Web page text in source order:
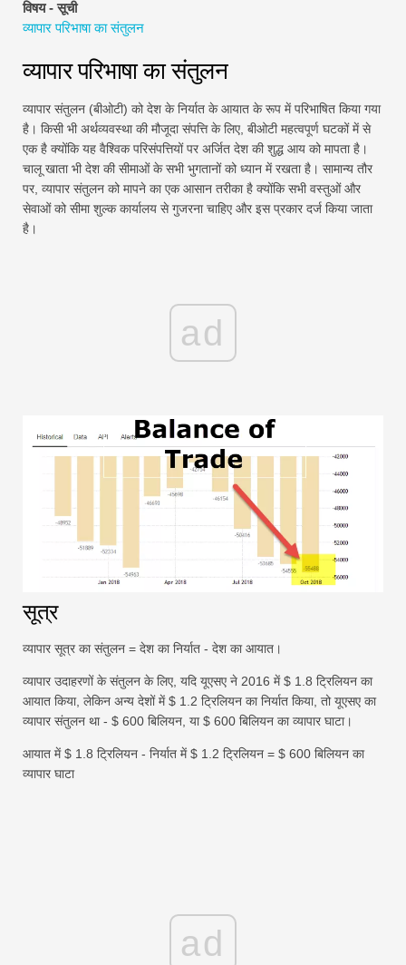
वित्तीय मॉडलिंग ट्यूटोरियल
विषय - सूची
व्यापार परिभाषा का संतुलन
व्यापार परिभाषा का संतुलन
व्यापार संतुलन (बीओटी) को देश के निर्यात के आयात के रूप में परिभाषित किया गया
है। किसी भी अर्थव्यवस्था की मौजूदा संपत्ति के लिए, बीओटी महत्वपूर्ण घटकों में से
एक है क्योंकि यह वैश्विक परिसंपत्तियों पर अर्जित देश की शुद्ध आय को मापता है।
चालू खाता भी देश की सीमाओं के सभी भुगतानों को ध्यान में रखता है। सामान्य तौर
पर, व्यापार संतुलन को मापने का एक आसान तरीका है क्योंकि सभी वस्तुओं और
सेवाओं को सीमा शुल्क कार्यालय से गुजरना चाहिए और इस प्रकार दर्ज किया जाता
है।
ad
सूत्र
व्यापार सूत्र का संतुलन = देश का निर्यात - देश का आयात।
व्यापार उदाहरणों के संतुलन के लिए, यदि यूएसए ने 2016 में $ 1.8 ट्रिलियन का
आयात किया, लेकिन अन्य देशों में $ 1.2 ट्रिलियन का निर्यात किया, तो यूएसए का
व्यापार संतुलन था - $ 600 बिलियन, या $ 600 बिलियन का व्यापार घाटा।
आयात में $ 1.8 ट्रिलियन - निर्यात में $ 1.2 ट्रिलियन = $ 600 बिलियन का
व्यापार घाटा
ad